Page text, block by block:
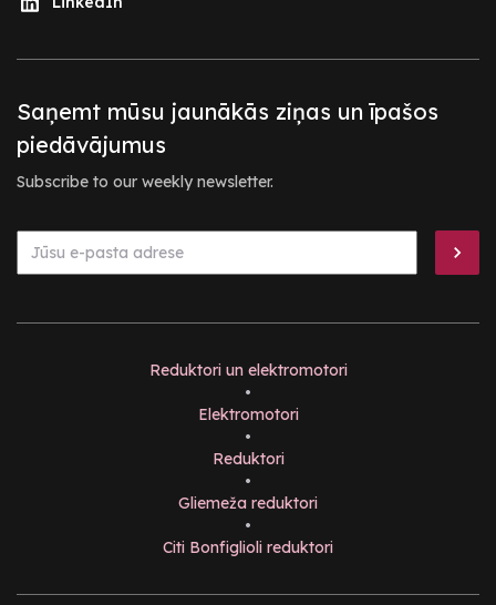
Saņemt mūsu jaunākās ziņas un īpašos
piedāvājumus
Subscribe to our weekly newsletter.
Reduktori un elektromotori
•
Elektromotori
•
Reduktori
•
Gliemeža reduktori
•
Citi Bonfiglioli reduktori